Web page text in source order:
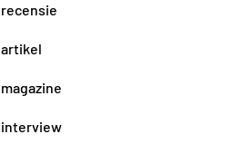
recensie
artikel
magazine
interview